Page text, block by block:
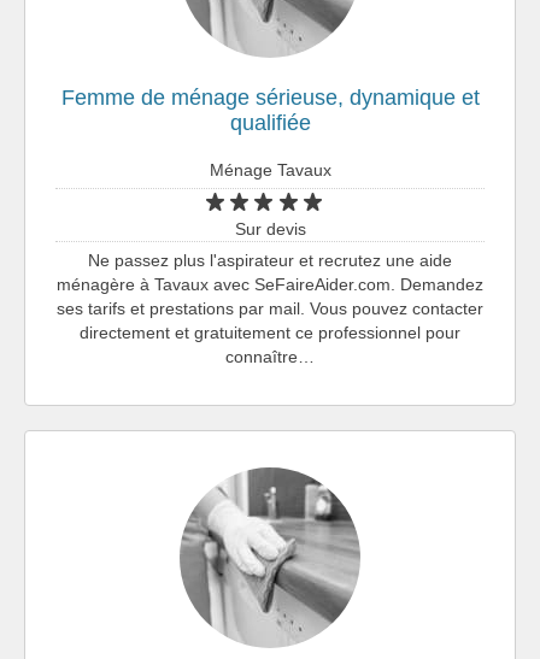
Femme de ménage sérieuse, dynamique et
qualifiée
Ménage Tavaux
Sur devis
Ne passez plus l'aspirateur et recrutez une aide
ménagère à Tavaux avec SeFaireAider.com. Demandez
ses tarifs et prestations par mail. Vous pouvez contacter
directement et gratuitement ce professionnel pour
connaître…